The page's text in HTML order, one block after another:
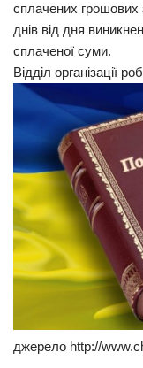
сплачених грошових
днів від дня
сплаченої суми.
Відділ організації
джерело http://